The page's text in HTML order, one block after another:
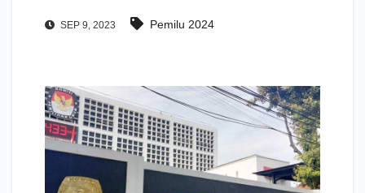
SEP 9, 2023 Pemilu 2024